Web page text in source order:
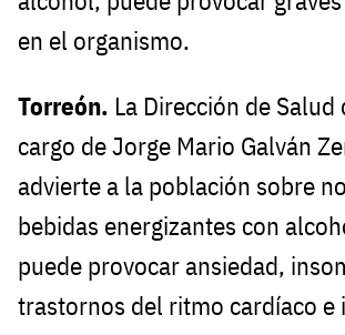
en el organismo.
Torreón. La Dirección de
cargo de Jorge Mario Galván
advierte a la población sobre
bebidas energizantes con
puede provocar ansiedad,
trastornos del ritmo cardíaco e